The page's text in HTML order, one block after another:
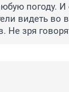
погоду. И
видеть во
Не зря